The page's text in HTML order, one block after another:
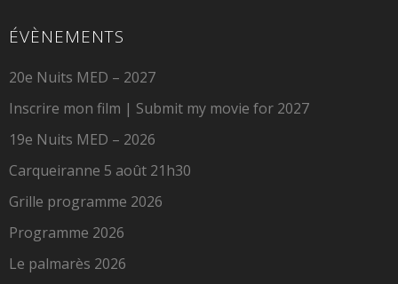
ÉVÈNEMENTS
20e Nuits MED – 2027
Inscrire mon film | Submit my movie for 2027
19e Nuits MED – 2026
Carqueiranne 5 août 21h30
Grille programme 2026
Programme 2026
Le palmarès 2026